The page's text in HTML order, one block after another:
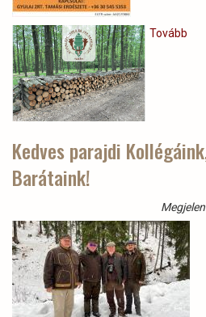
Tovább
Kedves parajdi
Barátaink!